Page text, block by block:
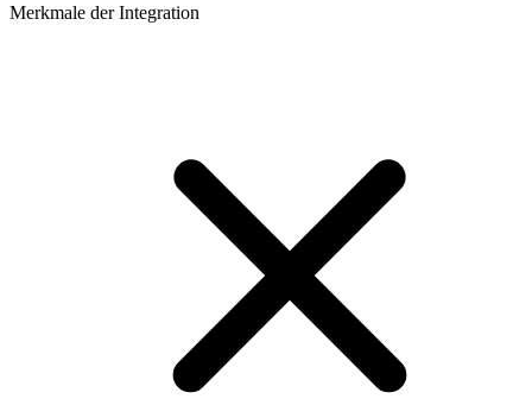
Merkmale der Integration